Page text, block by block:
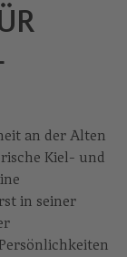
an der Alten
Kiel- und
in seiner